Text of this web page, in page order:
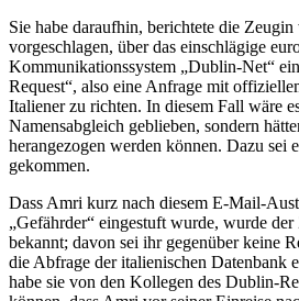
Sie habe daraufhin, berichtete die Zeugin
vorgeschlagen, über das einschlägige
Kommunikationssystem „Dublin-Net“
Request“, also eine Anfrage mit
Italiener zu richten. In diesem Fall wäre
Namensabgleich geblieben, sondern
herangezogen werden können. Dazu sei
gekommen.
Dass Amri kurz nach diesem E-Mail-
„Gefährder“ eingestuft wurde, wurde
bekannt; davon sei ihr gegenüber keine
die Abfrage der italienischen Datenbank
habe sie von den Kollegen des Dublin-